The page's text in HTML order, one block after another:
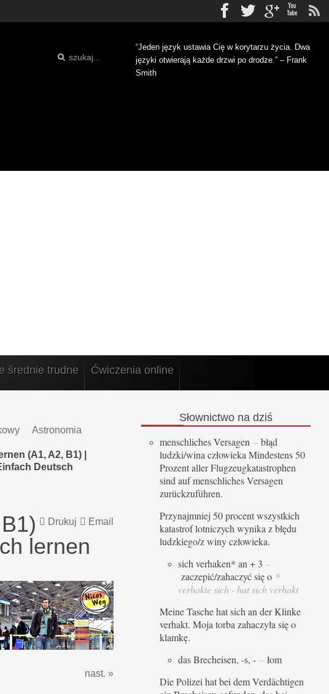
Facebook
Twittergplus
“Jeden język ustawia Cię w korytarzu życia. Dwa
języki otwierają każde drzwi po drodze.” – Frank
Smith
średnie trudne Ćwiczenia online
Astronomia
(A1, A2, B1) |
Deutsch
Email
Drukuj
lernen
nast. »
Słownictwo na dziś
menschliches Versagen – błąd
ludzki/wina człowieka Mindestens 50
Prozent aller Flugzeugkatastrophen
sind auf menschliches Versagen
zurückzuführen.
Przynajmniej 50 procent wszystkich
katastrof lotniczych wynika z błędu
ludzkiego/z winy człowieka.
sich verhaken* an + 3 –
zaczepić/zahaczyć się o *
verhakte sich - hat sich verhakt
Meine Tasche hat sich an der Klinke
verhakt. Moja torba zahaczyła się o
klamkę.
das Brecheisen, -s, - – łom
Die Polizei hat bei dem Verdächtigen